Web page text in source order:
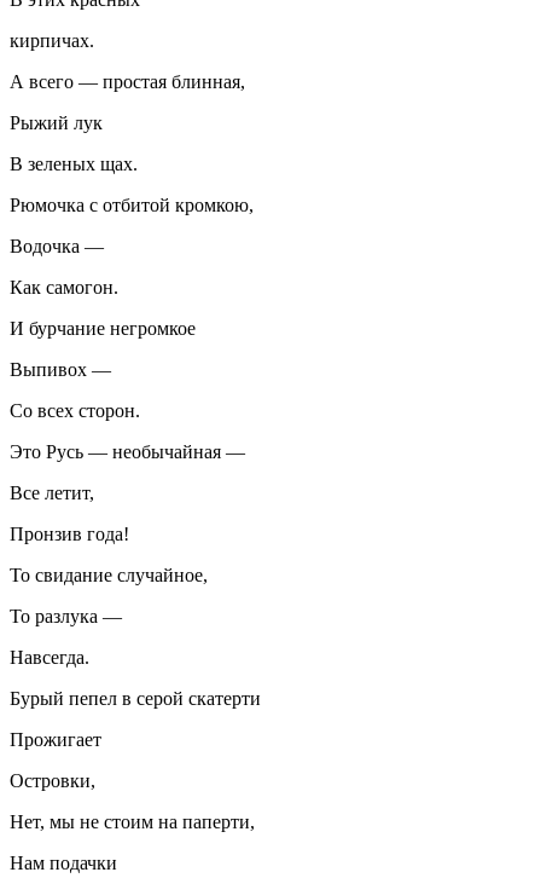
кирпичах.
А всего — простая блинная,
Рыжий лук
В зеленых щах.
Рюмочка с отбитой кромкою,
Водочка —
Как самогон.
И бурчание негромкое
Выпивох —
Со всех сторон.
Это Русь — необычайная —
Все летит,
Пронзив года!
То свидание случайное,
То разлука —
Навсегда.
Бурый пепел в серой скатерти
Прожигает
Островки,
Нет, мы не стоим на паперти,
Нам подачки